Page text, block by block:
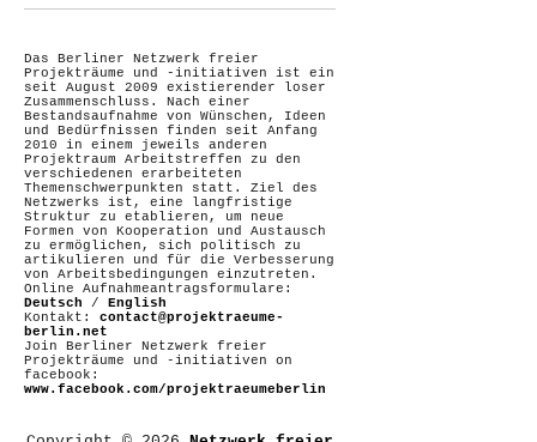
Das Berliner Netzwerk freier
Projekträume und -initiativen ist ein
seit August 2009 existierender loser
Zusammenschluss. Nach einer
Bestandsaufnahme von Wünschen, Ideen
und Bedürfnissen finden seit Anfang
2010 in einem jeweils anderen
Projektraum Arbeitstreffen zu den
verschiedenen erarbeiteten
Themenschwerpunkten statt. Ziel des
Netzwerks ist, eine langfristige
Struktur zu etablieren, um neue
Formen von Kooperation und Austausch
zu ermöglichen, sich politisch zu
artikulieren und für die Verbesserung
von Arbeitsbedingungen einzutreten.
Online Aufnahmeantragsformulare:
Deutsch / English
Kontakt: contact@projektraeume-
berlin.net
Join Berliner Netzwerk freier
Projekträume und -initiativen on
facebook:
www.facebook.com/projektraeumeberlin